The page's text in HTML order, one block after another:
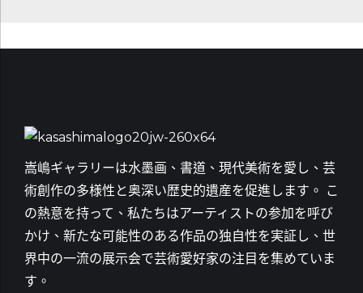
嵩嶋ギャラリーは水墨画、書道、現代美術を愛し、芸
術創作の多様性と奥深い歴史的遺産を促進します。 こ
の熱意を持って、私たちはアーティストの参加を呼び
かけ、新たな可能性のある作品の独自性を実証し、世
界中の一流の展示会で芸術愛好家の注目を集めていま
す。